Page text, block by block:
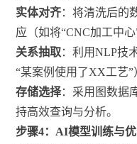
实体对齐：将清洗后的
应（如将“CNC加工中
关系抽取：利用NLP技
“某案例使用了XX工艺”
存储选择：采用图数据
持高效查询与分析。
步骤4：AI模型训练与